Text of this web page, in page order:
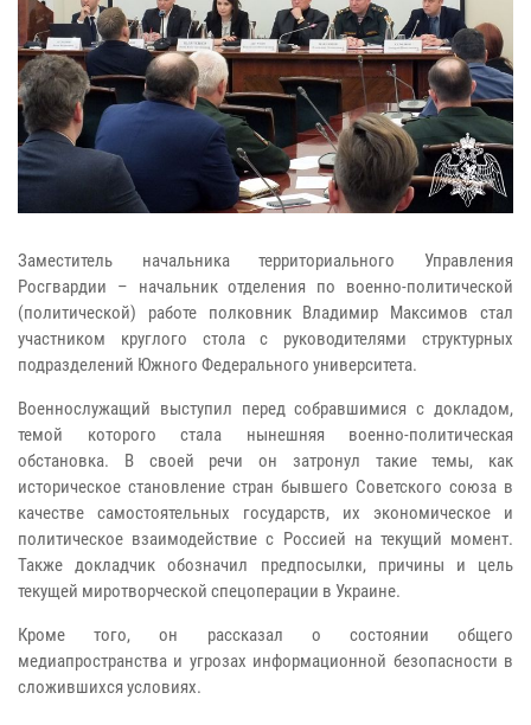
Заместитель начальника территориального Управления
Росгвардии – начальник отделения по военно-политической
(политической) работе полковник Владимир Максимов стал
участником круглого стола с руководителями структурных
подразделений Южного Федерального университета.
Военнослужащий выступил перед собравшимися с докладом,
темой которого стала нынешняя военно-политическая
обстановка. В своей речи он затронул такие темы, как
историческое становление стран бывшего Советского союза в
качестве самостоятельных государств, их экономическое и
политическое взаимодействие с Россией на текущий момент.
Также докладчик обозначил предпосылки, причины и цель
текущей миротворческой спецоперации в Украине.
Кроме того, он рассказал о состоянии общего
медиапространства и угрозах информационной безопасности в
сложившихся условиях.